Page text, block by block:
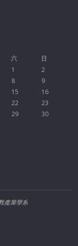
六
日
1
2
8
9
15
16
22
23
29
30
產業學系